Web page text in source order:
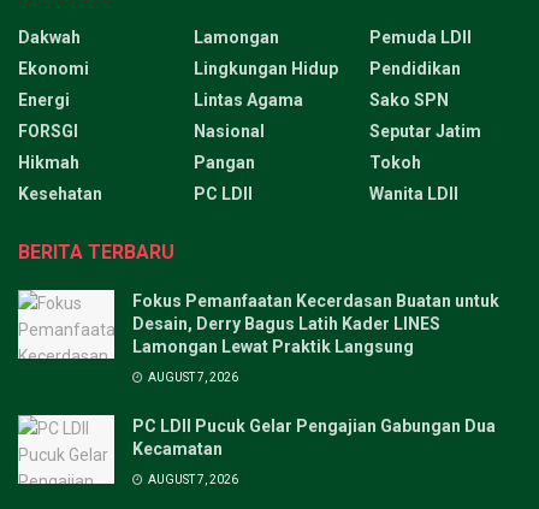
Dakwah
Ekonomi
Energi
FORSGI
Hikmah
Kesehatan
Lamongan
Lingkungan Hidup
Lintas Agama
Nasional
Pangan
PC LDII
Pemuda LDII
Pendidikan
Sako SPN
Seputar Jatim
Tokoh
Wanita LDII
BERITA TERBARU
Fokus Pemanfaatan Kecerdasan Buatan untuk
Desain, Derry Bagus Latih Kader LINES
Lamongan Lewat Praktik Langsung
AUGUST 7, 2026
PC LDII Pucuk Gelar Pengajian Gabungan Dua
Kecamatan
AUGUST 7, 2026